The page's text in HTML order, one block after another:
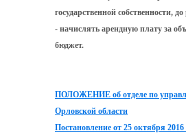
государственной собственности,
- начислять арендную плату за
бюджет.
ПОЛОЖЕНИЕ об отделе по
Орловской области
Постановление от 25 октября